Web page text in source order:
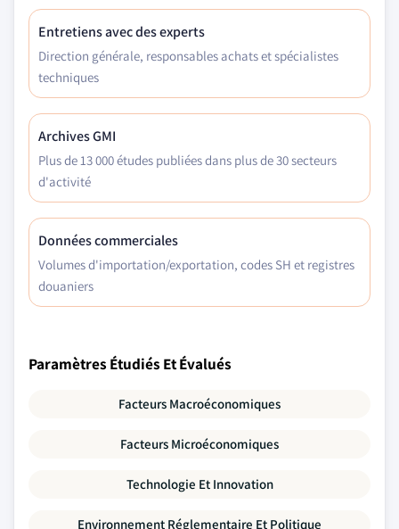
Entretiens avec des experts
Direction générale, responsables achats et spécialistes
techniques
Archives GMI
Plus de 13 000 études publiées dans plus de 30 secteurs
d'activité
Données commerciales
Volumes d'importation/exportation, codes SH et registres
douaniers
Paramètres Étudiés Et Évalués
Facteurs Macroéconomiques
Facteurs Microéconomiques
Technologie Et Innovation
Environnement Réglementaire Et Politique